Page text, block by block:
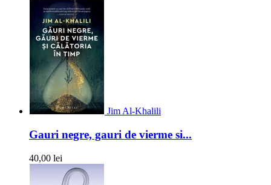
Jim Al-Khalili
Gauri negre, gauri de vierme si...
40,00 lei